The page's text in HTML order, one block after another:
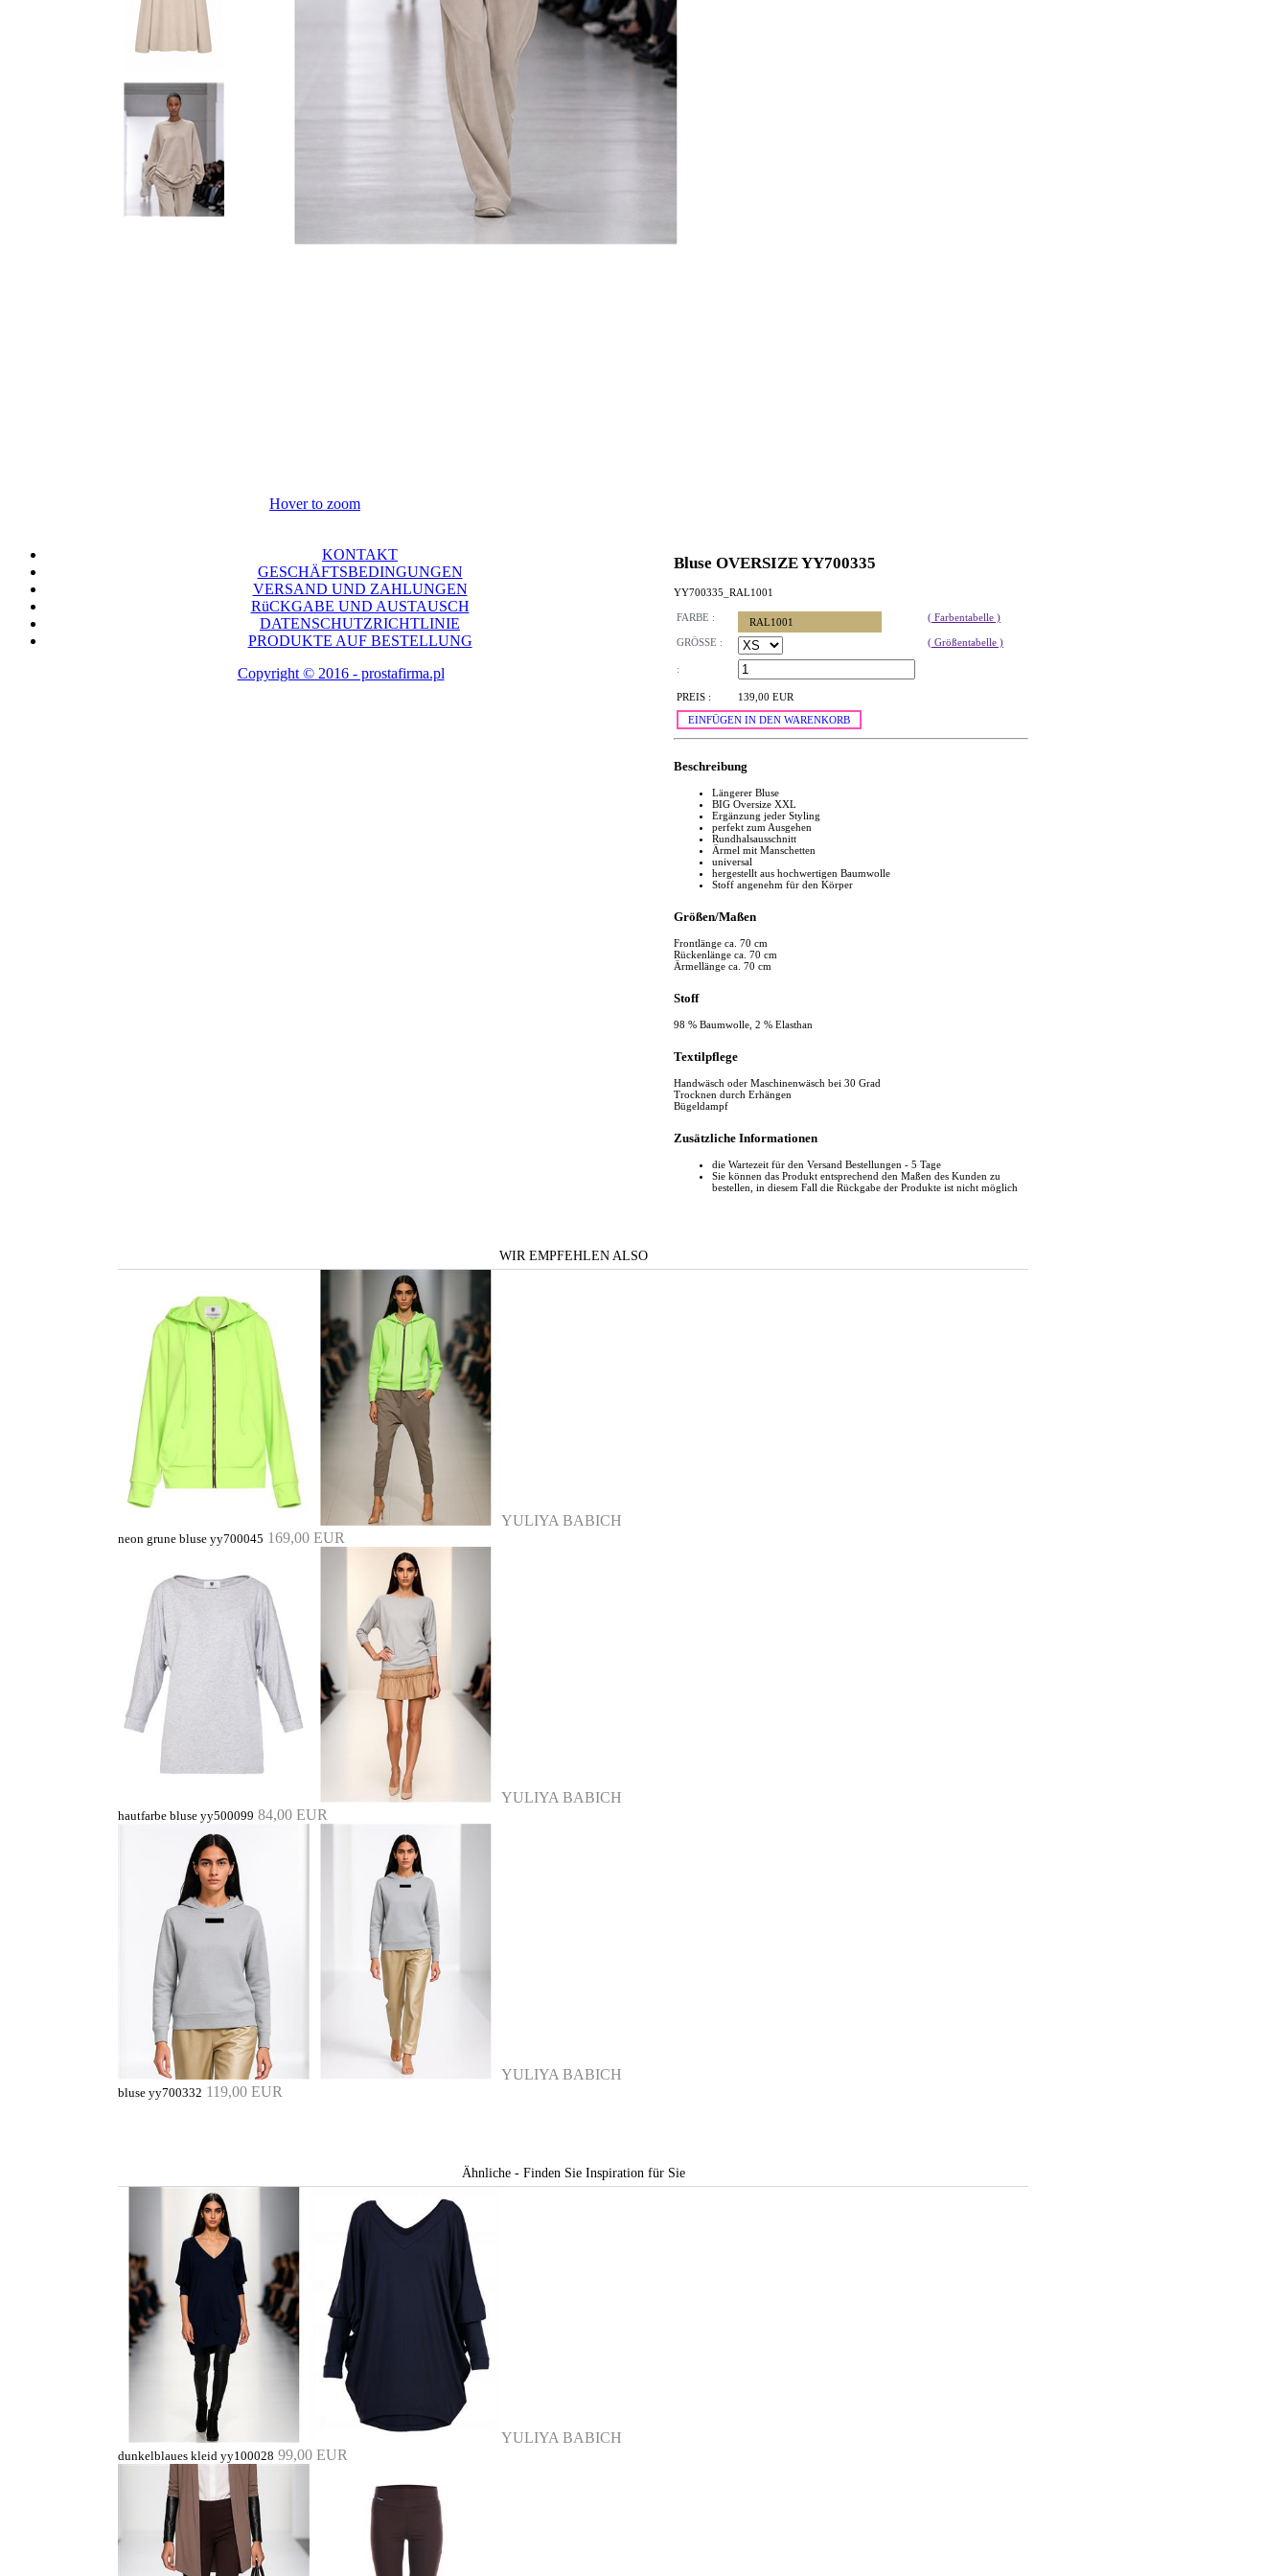
Hover to zoom
Bluse OVERSIZE YY700335
YY700335_RAL1001
FARBE : RAL1001 ( Farbentabelle )
GRÖSSE : ( Größentabelle )
:
PREIS :
139,00 EUR
EINFÜGEN IN DEN WARENKORB
Beschreibung
Längerer Bluse
BIG Oversize XXL
Ergänzung jeder Styling
perfekt zum Ausgehen
Rundhalsausschnitt
Ärmel mit Manschetten
universal
hergestellt aus hochwertigen Baumwolle
Stoff angenehm für den Körper
Größen/Maßen
Frontlänge ca. 70 cm
Rückenlänge ca. 70 cm
Ärmellänge ca. 70 cm
Stoff
98 % Baumwolle, 2 % Elasthan
Textilpflege
Handwäsch oder Maschinenwäsch bei 30 Grad
Trocknen durch Erhängen
Bügeldampf
Zusätzliche Informationen
die Wartezeit für den Versand Bestellungen - 5 Tage
Sie können das Produkt entsprechend den Maßen des Kunden zu
bestellen, in diesem Fall die Rückgabe der Produkte ist nicht möglich
WIR EMPFEHLEN ALSO
YULIYA BABICH
neon grune bluse yy700045 169,00 EUR
YULIYA BABICH
hautfarbe bluse yy500099 84,00 EUR
YULIYA BABICH
bluse yy700332 119,00 EUR
Ähnliche - Finden Sie Inspiration für Sie
YULIYA BABICH
dunkelblaues kleid yy100028 99,00 EUR
KONTAKT
GESCHÄFTSBEDINGUNGEN
VERSAND UND ZAHLUNGEN
RüCKGABE UND AUSTAUSCH
DATENSCHUTZRICHTLINIE
PRODUKTE AUF BESTELLUNG
Copyright © 2016 - prostafirma.pl